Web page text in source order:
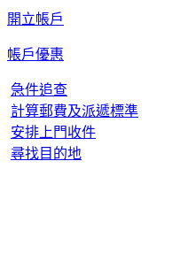
開立帳戶
帳戶優惠
急件追查
計算郵費及派遞標準
安排上門收件
尋找目的地